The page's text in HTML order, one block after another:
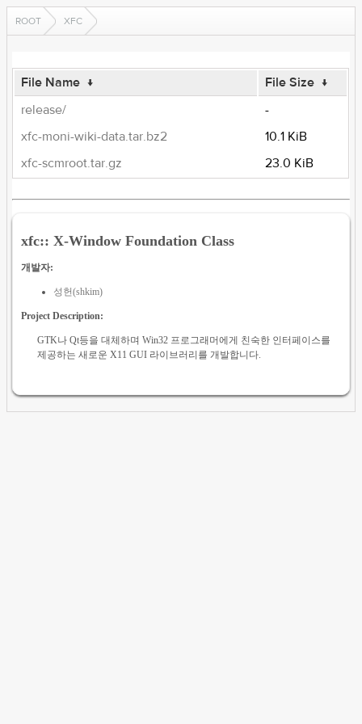
ROOT XFC
File Name ↓ File Size ↓
release/
-
xfc-moni-wiki-data.tar.bz2
10.1 KiB
xfc-scmroot.tar.gz
23.0 KiB
xfc:: X-Window Foundation Class
개발자:
성헌(shkim)
Project Description:
GTK나 Qt등을 대체하며 Win32 프로그래머에게 친숙한 인터페이스를
제공하는 새로운 X11 GUI 라이브러리를 개발합니다.